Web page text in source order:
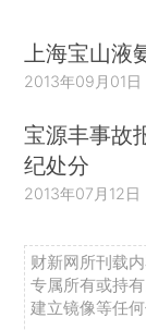
上海宝山液
2013年09月01日
宝源丰事故
纪处分
2013年07月12日
财新网所刊载
专属所有或持
建立镜像等任何